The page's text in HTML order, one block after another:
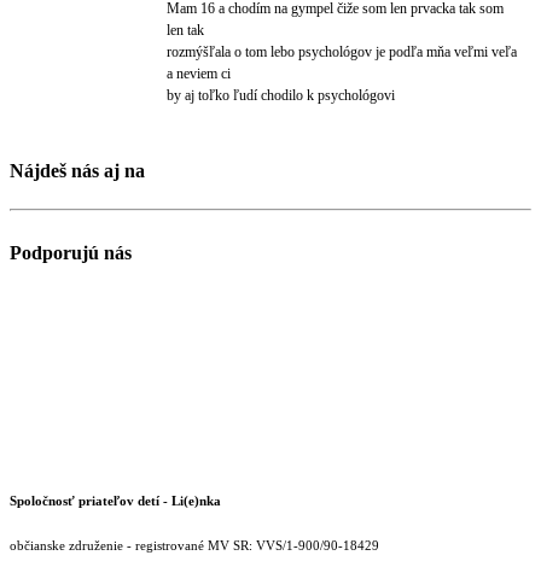
Mam 16 a chodím na gympel čiže som len prvacka tak som
len tak
rozmýšľala o tom lebo psychológov je podľa mňa veľmi veľa
a neviem ci
by aj toľko ľudí chodilo k psychológovi
Nájdeš nás aj na
Podporujú nás
Spoločnosť priateľov detí - Li(e)nka
občianske združenie - registrované MV SR: VVS/1-900/90-18429